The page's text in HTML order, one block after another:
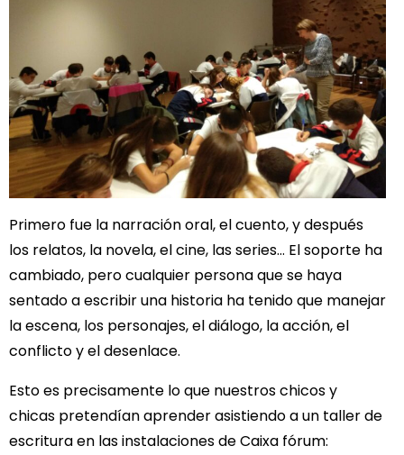
Primero fue la narración oral, el cuento, y después
los relatos, la novela, el cine, las series… El soporte ha
cambiado, pero cualquier persona que se haya
sentado a escribir una historia ha tenido que manejar
la escena, los personajes, el diálogo, la acción, el
conflicto y el desenlace.
Esto es precisamente lo que nuestros chicos y
chicas pretendían aprender asistiendo a un taller de
escritura en las instalaciones de Caixa fórum: